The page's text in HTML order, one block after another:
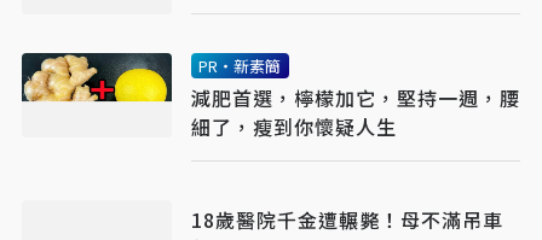
PR・新素簡
減肥首選，檸檬加它，堅持一週，腰
細了，瘦到你懷疑人生
18歲醫院千金遭輾斃！母不滿吊車